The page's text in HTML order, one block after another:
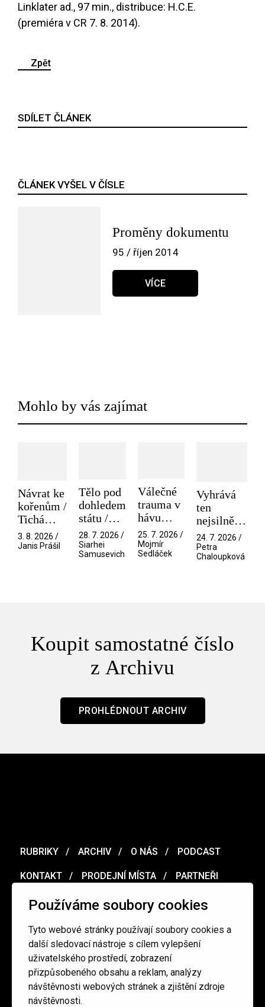
Používáme soubory cookies
Tyto webové stránky používají soubory cookies a
další sledovací nástroje s cílem vylepšení
uživatelského prostředí, zobrazení
přizpůsobeného obsahu a reklam, analýzy
návštěvnosti webových stránek a zjištění zdroje
návštěvnosti.
Linklater ad., 97 min., distribuce: H.C.E.
(premiéra v CR 7. 8. 2014).
Zpět
SDÍLET ČLÁNEK
ČLÁNEK VYŠEL V ČÍSLE
Proměny dokumentu
95 / říjen 2014
VÍCE
Mohlo by vás zajímat
Návrat ke
kořenům /
Tichá
přítelkyně
3. 8. 2026 /
Janis Prášil
Tělo pod
dohledem
státu /
Pramen
28. 7. 2026 /
Siarhei
Samusevich
Válečné
trauma v
hávu
spektáklu
/ Odyssea
25. 7. 2026 /
Mojmír
Sedláček
Vyhrává
ten
nejsilnější
/ V nitru
manosféry
24. 7. 2026 /
Petra
Chaloupková
Koupit samostatné číslo
z Archivu
PROHLÉDNOUT ARCHIV
RUBRIKY ARCHIV O NÁS PODCAST
KONTAKT PRODEJNÍ MÍSTA PARTNEŘI
MERCH VOUCHER
Ochrana osobních údajů / Obchodní podmínky
redakce@cinepur.cz